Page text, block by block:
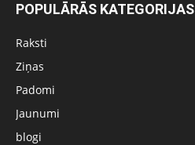
POPULĀRĀS KATEGORIJAS
Raksti
Ziņas
Padomi
Jaunumi
blogi